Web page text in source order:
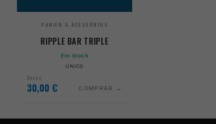
PANIER & ACESSÓRIOS
RIPPLE BAR TRIPLE
Em stock
ÚNICO
Desde
30,00 € COMPRAR